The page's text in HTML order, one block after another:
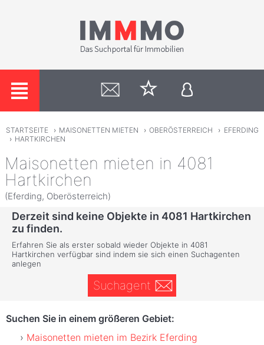
STARTSEITE › MAISONETTEN MIETEN › OBERÖSTERREICH › EFERDING
› HARTKIRCHEN
Maisonetten mieten in 4081
Hartkirchen
(Eferding, Oberösterreich)
Derzeit sind keine Objekte in 4081 Hartkirchen
zu finden.
Erfahren Sie als erster sobald wieder Objekte in 4081
Hartkirchen verfügbar sind indem sie sich einen Suchagenten
anlegen
Suchagent
Suchen Sie in einem größeren Gebiet:
Maisonetten mieten im Bezirk Eferding